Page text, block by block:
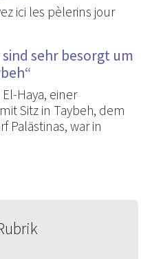
ici les pèlerins jour
sind sehr besorgt um
Haya, einer
Sitz in Taybeh, dem
Palästinas, war in